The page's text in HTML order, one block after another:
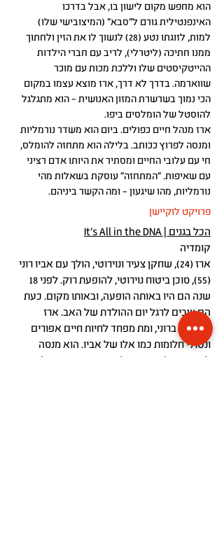
הוא מחפש מקום לישון בו, אבל בדרכו
האינפנטילית גורם ל"סבא" (המיצובישי שלו)
למות, לזוגתו נטע (28) לנשוך לו את הזין ולחתוך
ממנו חתיכה (ליטרלי), לריב עם חברי הילדות
ההייטקיסטים שלו וללכת מכות עם מוכר
שווארמה. בדרך לא דרך, ארז מוצא עצמו במקום
הכי נמוך בשרשרת המזון האנושית – הוא מתגלגל
להוסטל של הומלסים ביפו.
ארז מנהל חיים כפולים. ביום הוא משדר נורמליות
ומנסה לפרוץ ככותב. בלילה הוא מתחזה להומלס,
חי עם עלובי החיים ומסתיר את היותו אדם רציני
עם שאיפות. "המתחזה" עוסקת בשאלות מהי
נורמליות, מהו שיגעון – ומה הקשר ביניהם.
פרויקט לוקיישן
הכל בגנים | It's All in the DNA
קומדיה
ארז (24), שחקן צעיר ונוירוטי, הולך עם אביו רוני
(55), סוכן ביטוח נוירוטי, להופעת רוק. לפני 18
שנה הם היו באותה הופעה, ובאותו מקום. כעת
הם שבים לרגל יום ההולדת של האב. ארז
מתבייש ברוני, ומת מפחד לחיות חיים אפורים
ונטולי חלומות כמו אלו של אביו. הוא מנסה
להתגבר על חרדותיו ולהעביר עם אבא שלו כמה